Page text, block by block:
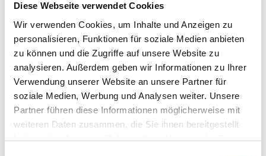
Diese Webseite verwendet Cookies
Wir verwenden Cookies, um Inhalte und Anzeigen zu
personalisieren, Funktionen für soziale Medien anbieten
zu können und die Zugriffe auf unsere Website zu
analysieren. Außerdem geben wir Informationen zu Ihrer
Verwendung unserer Website an unsere Partner für
soziale Medien, Werbung und Analysen weiter. Unsere
Partner führen diese Informationen möglicherweise mit
weiteren Daten zusammen, die Sie ihnen bereitgestellt
haben oder die sie im Rahmen Ihrer Nutzung der Dienste
Gebinde
Umrechnungsfaktoren